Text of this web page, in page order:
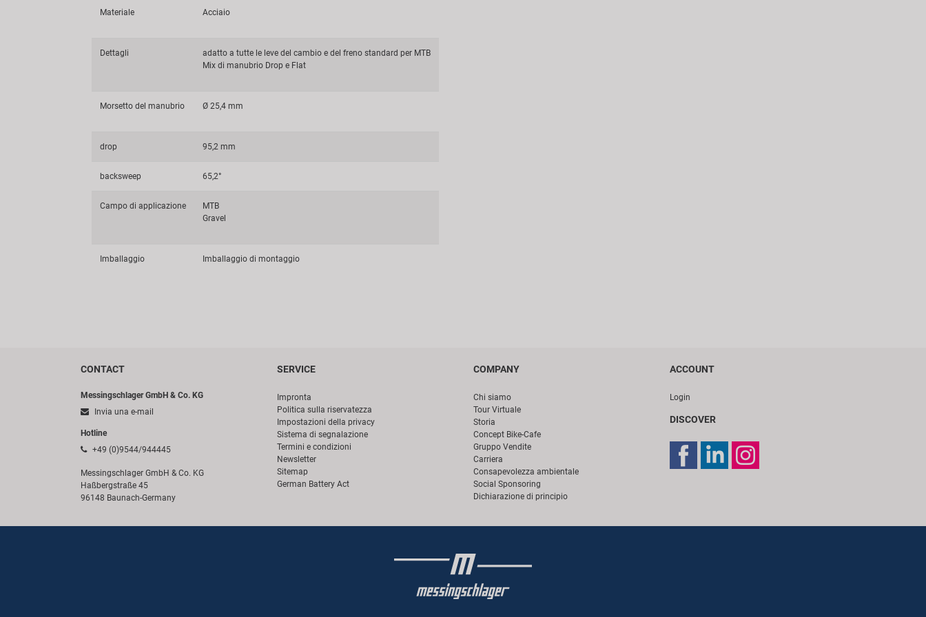
Materiale Acciaio
Dettagli
adatto a tutte le leve del cambio e del freno standard per MTB
Mix di manubrio Drop e Flat
Morsetto del manubrio Ø 25,4 mm
drop 95,2 mm
backsweep 65,2°
Campo di applicazione
MTB
Gravel
Imballaggio Imballaggio di montaggio
CONTACT
Messingschlager GmbH & Co. KG
Invia una e-mail
Hotline
+49 (0)9544/944445
Messingschlager GmbH & Co. KG
Haßbergstraße 45
96148 Baunach-Germany
SERVICE
Impronta
Politica sulla riservatezza
Impostazioni della privacy
Sistema di segnalazione
Termini e condizioni
Newsletter
Sitemap
German Battery Act
COMPANY
Chi siamo
Tour Virtuale
Storia
Concept Bike-Cafe
Gruppo Vendite
Carriera
Consapevolezza ambientale
Social Sponsoring
Dichiarazione di principio
ACCOUNT
Login
DISCOVER